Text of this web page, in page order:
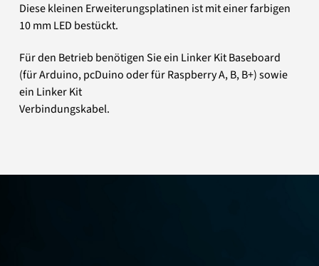
Diese kleinen Erweiterungsplatinen ist mit einer farbigen
10 mm LED bestückt.
Für den Betrieb benötigen Sie ein Linker Kit Baseboard
(für Arduino, pcDuino oder für Raspberry A, B, B+) sowie
ein Linker Kit
Verbindungskabel.